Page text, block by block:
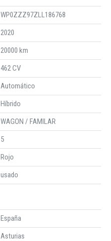
WP0ZZZ97ZLL186768
2020
20000 km
462 CV
Automático
Híbrido
WAGON / FAMILAR
5
Rojo
usado
España
Asturias